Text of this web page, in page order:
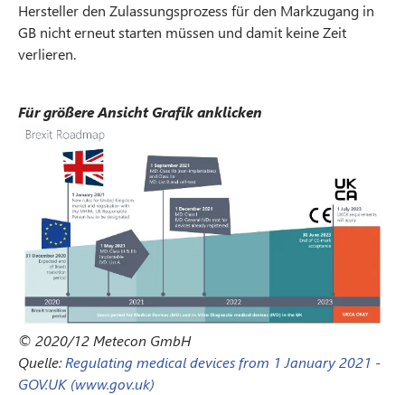
Hersteller den Zulassungsprozess für den Markzugang in
GB nicht erneut starten müssen und damit keine Zeit
verlieren.
Für größere Ansicht Grafik anklicken
© 2020/12 Metecon GmbH
Quelle:Regulating medical devices from 1 January 2021 -
GOV.UK (www.gov.uk)